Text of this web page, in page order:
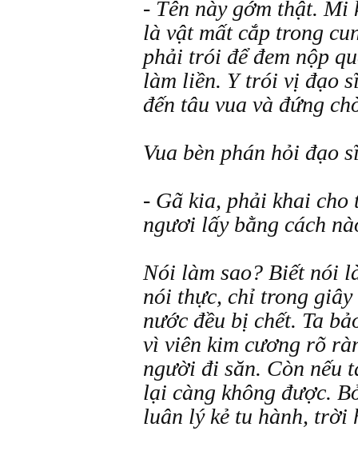
- Tên này gớm thật. Mi
là vật mất cắp trong
phải trói để đem nộp
làm liền. Y trói vị đạo
đến tâu vua và đứng
Vua bèn phán hỏi đạo
- Gã kia, phải khai cho
ngươi lấy bằng cách
Nói làm sao? Biết nói
nói thực, chỉ trong
nước đều bị chết. Ta
vì viên kim cương rõ
người đi săn. Còn nếu
lại càng không được.
luân lý kẻ tu hành, trời